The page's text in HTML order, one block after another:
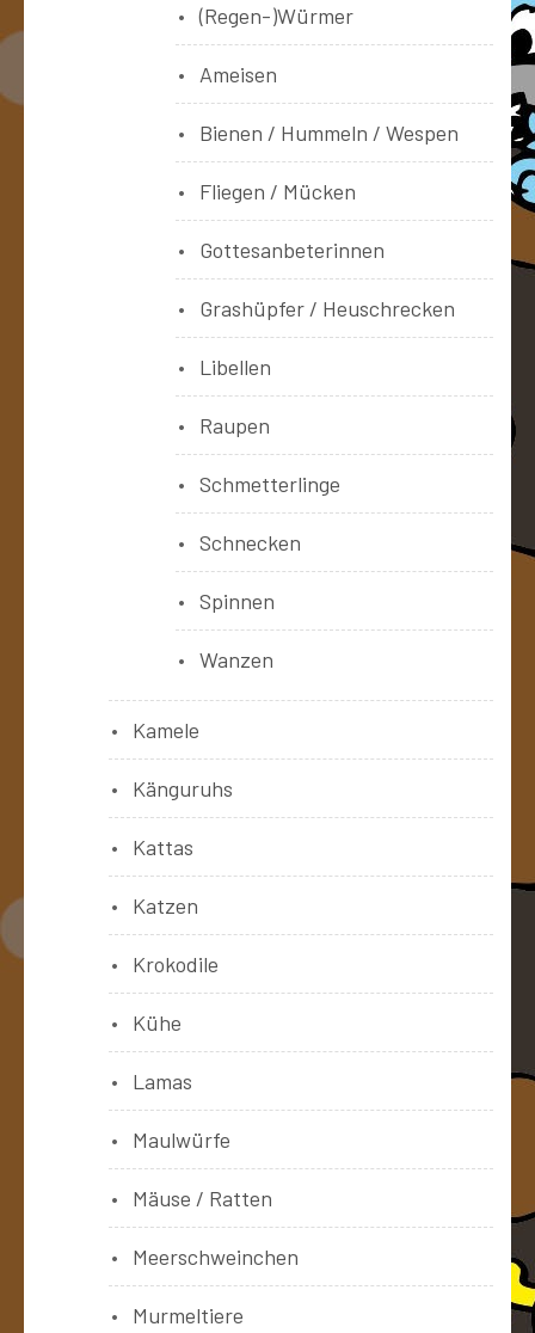
(Regen-)Würmer
Ameisen
Bienen / Hummeln / Wespen
Fliegen / Mücken
Gottesanbeterinnen
Grashüpfer / Heuschrecken
Libellen
Raupen
Schmetterlinge
Schnecken
Spinnen
Wanzen
Kamele
Känguruhs
Kattas
Katzen
Krokodile
Kühe
Lamas
Maulwürfe
Mäuse / Ratten
Meerschweinchen
Murmeltiere